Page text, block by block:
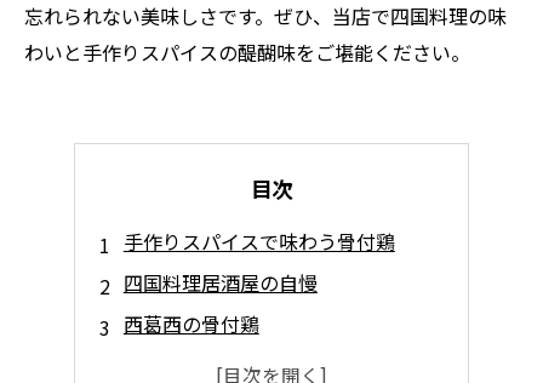
忘れられない美味しさです。ぜひ、当店で四国料理の味
わいと手作りスパイスの醍醐味をご堪能ください。
目次
手作りスパイスで味わう骨付鶏
四国料理居酒屋の自慢
西葛西の骨付鶏
スパイス香る骨付鶏